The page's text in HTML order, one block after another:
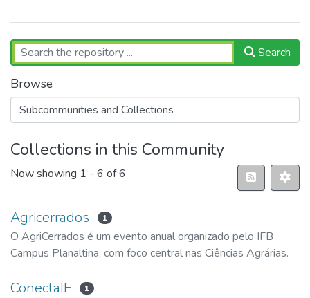
Search
Browse
Collections in this Community
Now showing 1 - 6 of 6
Agricerrados 1
O AgriCerrados é um evento anual organizado pelo IFB
Campus Planaltina, com foco central nas Ciências Agrárias.
ConectaIF 1